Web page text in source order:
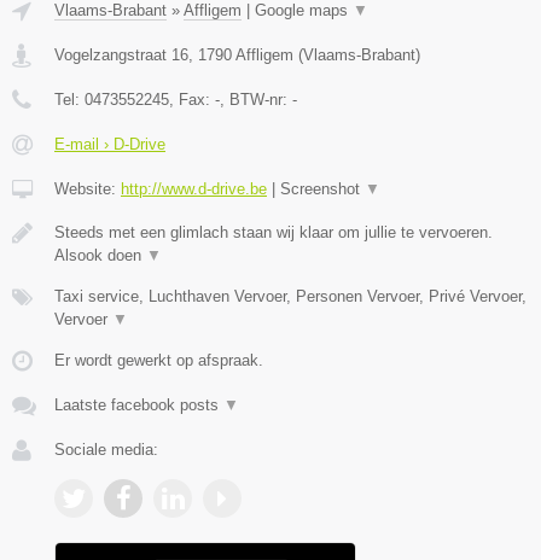
Vlaams-Brabant » Affligem Google maps ▼
Vogelzangstraat 16, 1790 Affligem (Vlaams-Brabant)
Tel: 0473552245, Fax: -, BTW-nr: -
E-mail › D-Drive
Website: http://www.d-drive.be Screenshot ▼
Steeds met een glimlach staan wij klaar om jullie te vervoeren.
Alsook doen ▼
Taxi service, Luchthaven Vervoer, Personen Vervoer, Privé Vervoer,
Vervoer ▼
Er wordt gewerkt op afspraak.
Laatste facebook posts ▼
Sociale media: